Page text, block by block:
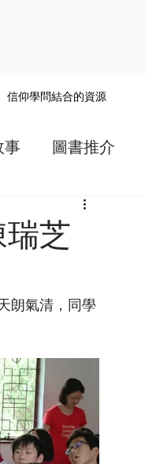
信仰學問結合的資源
事 圖書推介
芝
朗氣清，同學